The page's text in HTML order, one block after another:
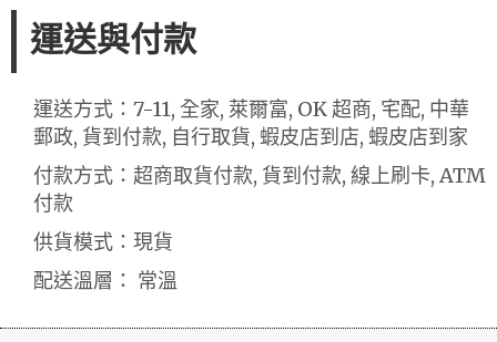
運送與付款
運送方式：7-11, 全家, 萊爾富, OK 超商, 宅配, 中華
郵政, 貨到付款, 自行取貨, 蝦皮店到店, 蝦皮店到家
付款方式：超商取貨付款, 貨到付款, 線上刷卡, ATM
付款
供貨模式：現貨
配送溫層： 常溫